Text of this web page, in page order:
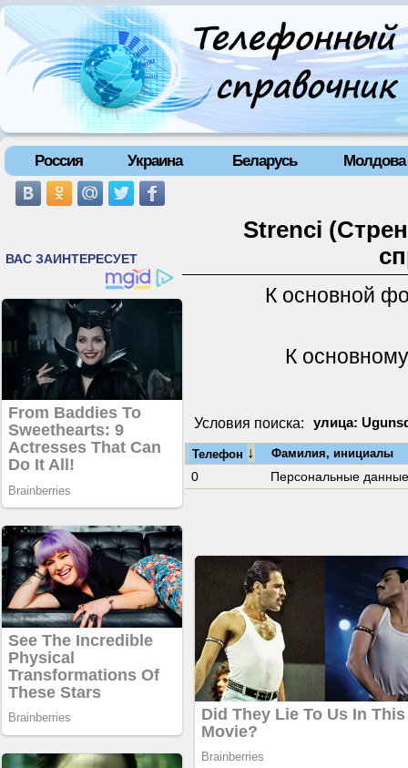
Россия Украина Беларусь Молдова
Strenci
К основной
К
Условия поиска: улица:
Телефон ↓ Фамилия, инициалы
0 Персональные данные